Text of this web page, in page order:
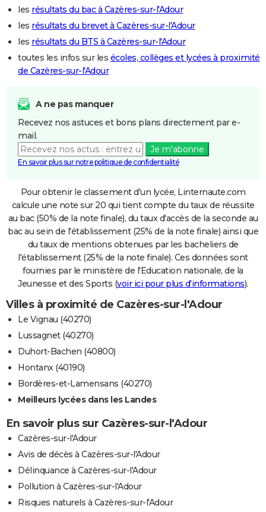
les résultats du bac à Cazères-sur-l'Adour
les résultats du brevet à Cazères-sur-l'Adour
les résultats du BTS à Cazères-sur-l'Adour
toutes les infos sur les écoles, collèges et lycées à proximité
de Cazères-sur-l'Adour
A ne pas manquer
Recevez nos astuces et bons plans directement par e-
mail.
Je m'abonne
En savoir plus sur notre politique de confidentialité
Pour obtenir le classement d'un lycée, Linternaute.com
calcule une note sur 20 qui tient compte du taux de réussite
au bac (50% de la note finale), du taux d'accès de la seconde au
bac au sein de l'établissement (25% de la note finale) ainsi que
du taux de mentions obtenues par les bacheliers de
l'établissement (25% de la note finale). Ces données sont
fournies par le ministère de l'Education nationale, de la
Jeunesse et des Sports (voir ici pour plus d'informations).
Villes à proximité de Cazères-sur-l'Adour
Le Vignau (40270)
Lussagnet (40270)
Duhort-Bachen (40800)
Hontanx (40190)
Bordères-et-Lamensans (40270)
Meilleurs lycées dans les Landes
En savoir plus sur Cazères-sur-l'Adour
Cazères-sur-l'Adour
Avis de décès à Cazères-sur-l'Adour
Délinquance à Cazères-sur-l'Adour
Pollution à Cazères-sur-l'Adour
Risques naturels à Cazères-sur-l'Adour